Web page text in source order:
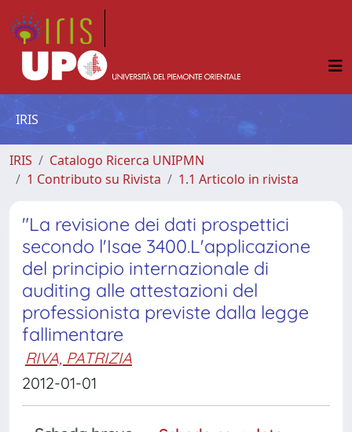
IRIS
IRIS
Catalogo Ricerca UNIPMN
1 Contributo su Rivista
1.1 Articolo in rivista
"La revisione dei dati prospettici
secondo l'Isae 3400.L'applicazione
del principio internazionale di
auditing alle attestazioni del
professionista previste dalla legge
fallimentare
RIVA, PATRIZIA
2012-01-01